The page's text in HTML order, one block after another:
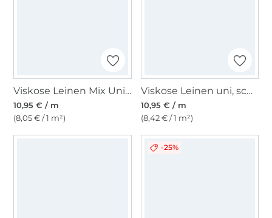
Viskose Leinen Mix Uni, schwarz
10,95 € / m
(8,05 € / 1 m²)
Viskose Leinen uni, schwarz
10,95 € / m
(8,42 € / 1 m²)
-25%